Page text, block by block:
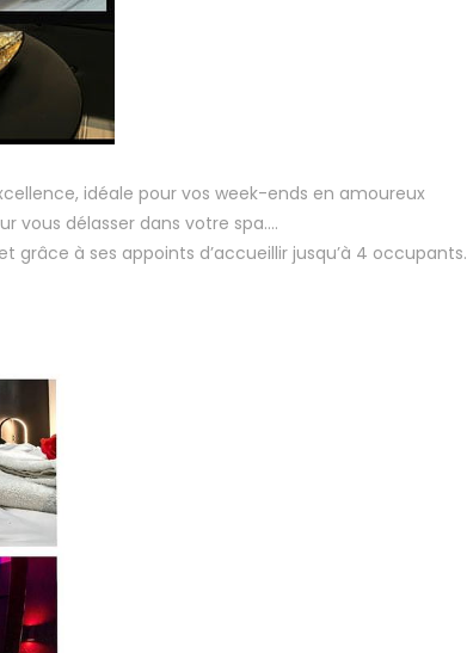
idéale pour vos week-ends en amoureux
vous délasser dans votre spa….
à ses appoints d’accueillir jusqu’à 4 occupants.